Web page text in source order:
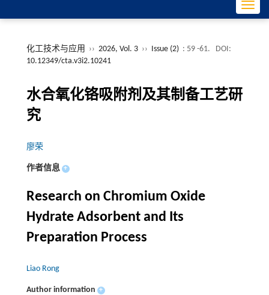
化工技术与应用 ›› 2026, Vol. 3 ›› Issue (2) : 59 -61.
DOI:
10.12349/cta.v3i2.10241
水合氧化铬吸附剂及其制备工艺研
究
廖荣
作者信息 +
Research on Chromium Oxide
Hydrate Adsorbent and Its
Preparation Process
Liao Rong
Author information +